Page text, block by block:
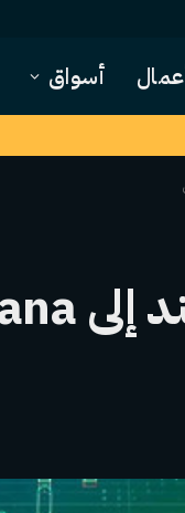
أسواق